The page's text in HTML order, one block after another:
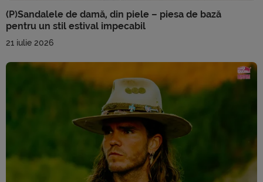
(P)Sandalele de damă, din piele – piesa de bază
pentru un stil estival impecabil
21 iulie 2026